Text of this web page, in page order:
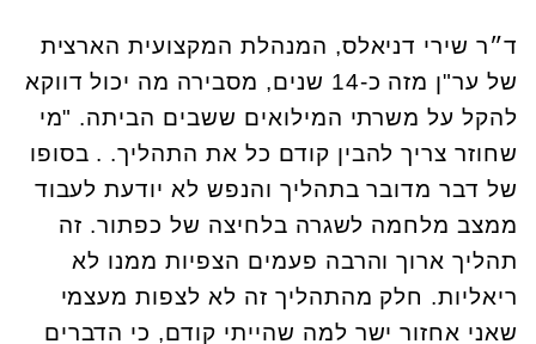
ד״ר שירי דניאלס, המנהלת המקצועית הארצית
של ער"ן מזה כ-14 שנים, מסבירה מה יכול דווקא
להקל על משרתי המילואים ששבים הביתה. "מי
שחוזר צריך להבין קודם כל את התהליך. . בסופו
של דבר מדובר בתהליך והנפש לא יודעת לעבוד
ממצב מלחמה לשגרה בלחיצה של כפתור. זה
תהליך ארוך והרבה פעמים הצפיות ממנו לא
ריאליות. חלק מהתהליך זה לא לצפות מעצמי
שאני אחזור ישר למה שהייתי קודם, כי הדברים